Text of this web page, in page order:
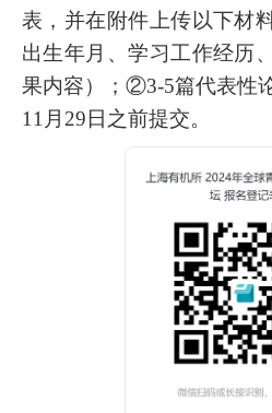
表，并在附件上传以下材
出生年月、学习工作经历
果内容）；②3-5篇代表性
11 月 29 日之前提交。